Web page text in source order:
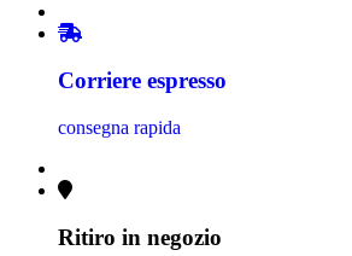
Corriere espresso
consegna rapida
Ritiro in negozio